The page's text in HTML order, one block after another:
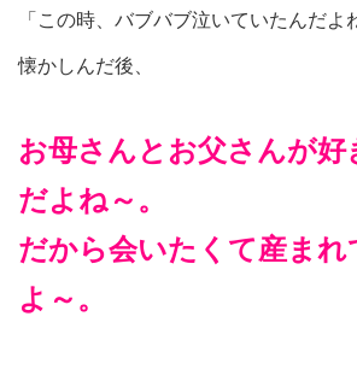
「この時、バブバブ泣いていたんだよ
懐かしんだ後、
お母さんとお父さんが好
だよね～。
だから会いたくて産まれ
よ～。